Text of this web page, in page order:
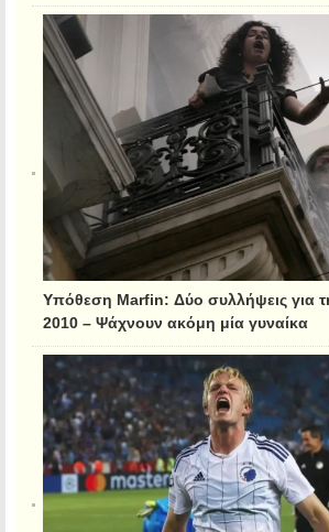
Υπόθεση Marfin: Δύο συλλήψεις για
2010 – Ψάχνουν ακόμη μία γυναίκα